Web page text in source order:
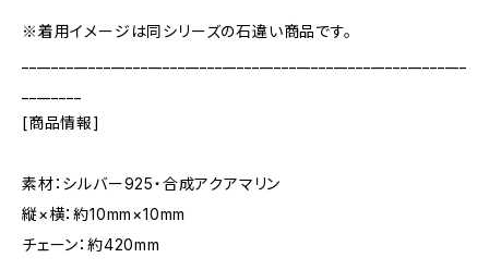
※着用イメージは同シリーズの石違い商品です。
[商品情報]
素材：シルバー925・合成アクアマリン
縦×横：約10mm×10mm
チェーン：約420mm